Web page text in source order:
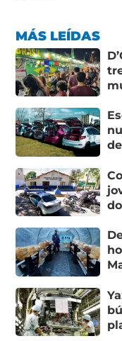
MÁS LEÍDAS